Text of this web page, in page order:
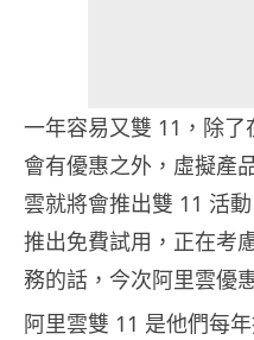
一年容易又雙 11，除
會有優惠之外，虛擬產
雲就將會推出雙 11 活
推出免費試用，正在考
務的話，今次阿里雲優
阿里雲雙 11 是他們每